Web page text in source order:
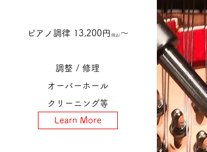
ピアノ調律 13,200円 (税込)～
調整 /修理
オーバーホール
クリーニング等
Learn More